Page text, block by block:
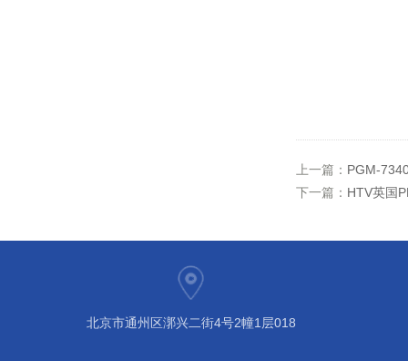
上一篇： PGM-
下一篇： HTV英国
北京市通州区漷兴二街4号2幢1层018